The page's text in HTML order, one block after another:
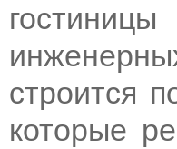
строится
которые